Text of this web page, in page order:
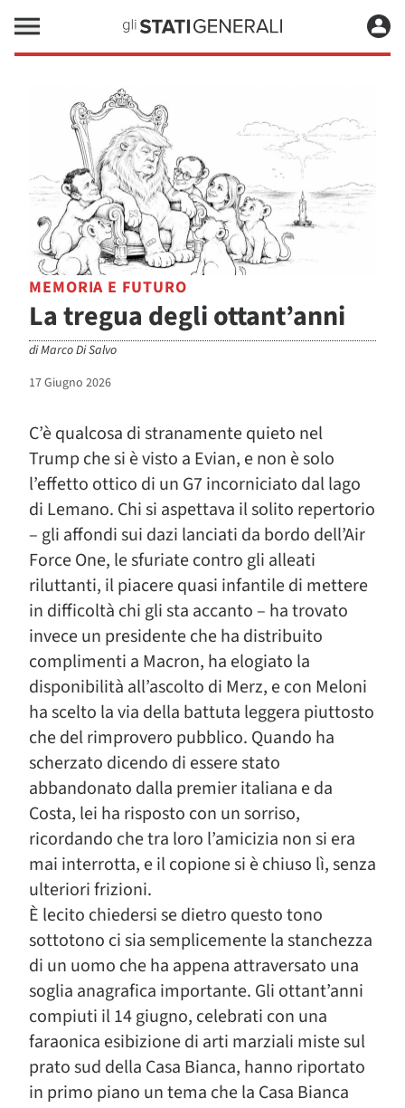
MEMORIA E FUTURO
La tregua degli ottant’anni
diMarco Di Salvo
17 Giugno 2026
C’è qualcosa di stranamente quieto nel
Trump che si è visto a Evian, e non è solo
l’effetto ottico di un G7 incorniciato dal lago
di Lemano. Chi si aspettava il solito repertorio
– gli affondi sui dazi lanciati da bordo dell’Air
Force One, le sfuriate contro gli alleati
riluttanti, il piacere quasi infantile di mettere
in difficoltà chi gli sta accanto – ha trovato
invece un presidente che ha distribuito
complimenti a Macron, ha elogiato la
disponibilità all’ascolto di Merz, e con Meloni
ha scelto la via della battuta leggera piuttosto
che del rimprovero pubblico. Quando ha
scherzato dicendo di essere stato
abbandonato dalla premier italiana e da
Costa, lei ha risposto con un sorriso,
ricordando che tra loro l’amicizia non si era
mai interrotta, e il copione si è chiuso lì, senza
ulteriori frizioni.
È lecito chiedersi se dietro questo tono
sottotono ci sia semplicemente la stanchezza
di un uomo che ha appena attraversato una
soglia anagrafica importante. Gli ottant’anni
compiuti il 14 giugno, celebrati con una
faraonica esibizione di arti marziali miste sul
prato sud della Casa Bianca, hanno riportato
in primo piano un tema che la Casa Bianca